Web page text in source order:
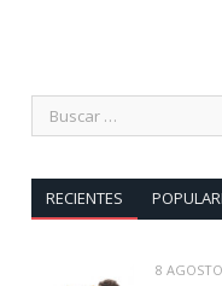
RECIENTES
8